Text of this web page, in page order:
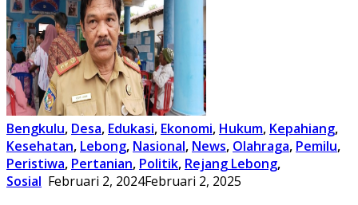
Bengkulu, Desa, Edukasi, Ekonomi, Hukum, Kepahiang,
Kesehatan, Lebong, Nasional, News, Olahraga, Pemilu,
Peristiwa, Pertanian, Politik, Rejang Lebong,
Sosial Februari 2, 2024Februari 2, 2025